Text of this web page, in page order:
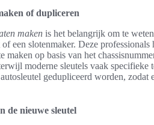
of dupliceren
maken is het belangrijk om te
een slotenmaker. Deze
maken op basis van het
moderne sleutels vaak specifieke
gedupliceerd worden, zodat
de nieuwe sleutel